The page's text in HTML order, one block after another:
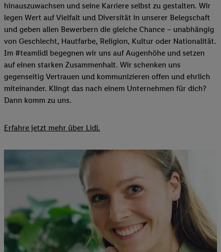
hinauszuwachsen und seine Karriere selbst zu gestalten. Wir
legen Wert auf Vielfalt und Diversität in unserer Belegschaft
und geben allen Bewerbern die gleiche Chance – unabhängig
von Geschlecht, Hautfarbe, Religion, Kultur oder Nationalität.
Im #teamlidl begegnen wir uns auf Augenhöhe und setzen
auf einen starken Zusammenhalt. Wir schenken uns
gegenseitig Vertrauen und kommunizieren offen und ehrlich
miteinander. Klingt das nach einem Unternehmen für dich?
Dann komm zu uns.​
Erfahre jetzt mehr über Lidl.